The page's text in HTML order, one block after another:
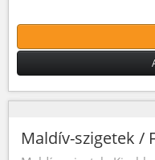
Maldív-szigetek /